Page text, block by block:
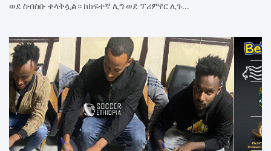
ወደ ስብስቡ ቀላቅሏል። ከከፍተኛ ሊግ ወደ ፕሪምየር ሊጉ…